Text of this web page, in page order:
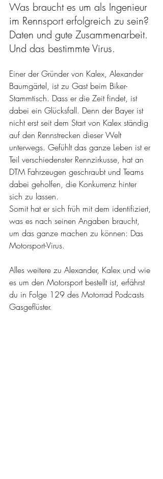
Was braucht es um als Ingenieur
im Rennsport erfolgreich zu sein?
Daten und gute Zusammenarbeit.
Und das bestimmte Virus.
Einer der Gründer von Kalex, Alexander
Baumgärtel, ist zu Gast beim Biker-
Stammtisch. Dass er die Zeit findet, ist
dabei ein Glücksfall. Denn der Bayer ist
nicht erst seit dem Start von Kalex ständig
auf den Rennstrecken dieser Welt
unterwegs. Gefühlt das ganze Leben ist er
Teil verschiedenster Rennzirkusse, hat an
DTM Fahrzeugen geschraubt und Teams
dabei geholfen, die Konkurrenz hinter
sich zu lassen.
Somit hat er sich früh mit dem identifiziert,
was es nach seinen Angaben braucht,
um das ganze machen zu können: Das
Motorsport-Virus.
Alles weitere zu Alexander, Kalex und wie
es um den Motorsport bestellt ist, erfährst
du in Folge 129 des Motorrad Podcasts
Gasgeflüster.